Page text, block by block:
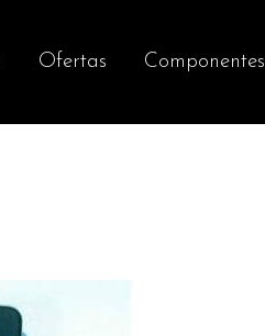
Ofertas Componentes